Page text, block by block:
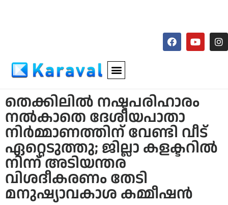
തെക്കിലിൽ നഷ്ടപരിഹാരം
നൽകാതെ ദേശീയപാതാ
നിർമ്മാണത്തിന് വേണ്ടി വീട്
ഏറ്റെടുത്തു; ജില്ലാ കളക്ടറിൽ
നിന്ന് അടിയന്തര
വിശദീകരണം തേടി
മനുഷ്യാവകാശ കമ്മീഷൻ